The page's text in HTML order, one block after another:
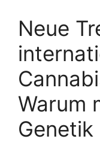
Neue
Warum